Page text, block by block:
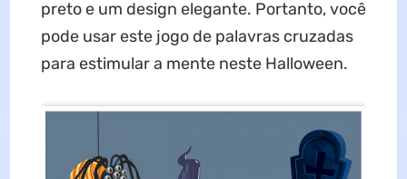
preto e um design elegante. Portanto, você
pode usar este jogo de palavras cruzadas
para estimular a mente neste Halloween.